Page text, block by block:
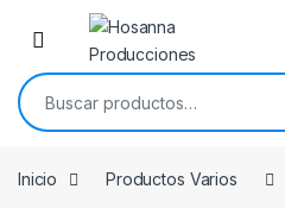
Skip to navigation
Skip to content
Buscar por:
Inicio Productos Varios